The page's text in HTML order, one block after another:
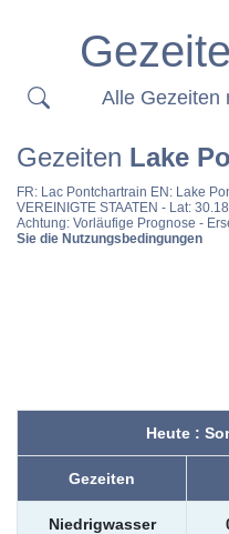
Alle Gezeiten
Gezeiten Lake
FR: Lac Pontchartrain EN: Lake
VEREINIGTE STAATEN - Lat:
Achtung: Vorläufige Prognose -
Sie die Nutzungsbedingungen
Heute :
Gezeiten
Niedrigwasser